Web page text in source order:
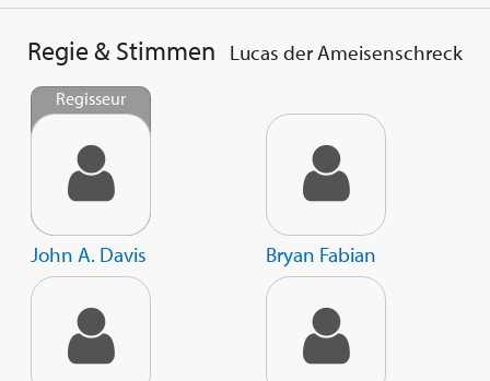
Regie & Stimmen Lucas der Ameisenschreck
Regisseur
John A. Davis Bryan Fabian